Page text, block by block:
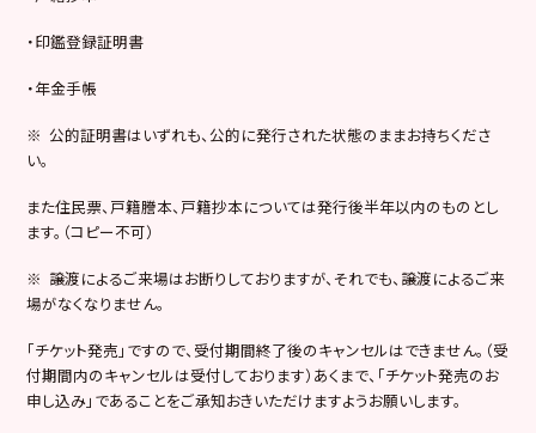
・印鑑登録証明書
・年金手帳
※ 公的証明書はいずれも、公的に発行された状態のままお持ちくださ
い。
また住民票、戸籍謄本、戸籍抄本については発行後半年以内のものとし
ます。（コピー不可）
※ 譲渡によるご来場はお断りしておりますが、それでも、譲渡によるご来
場がなくなりません。
「チケット発売」ですので、受付期間終了後のキャンセルはできません。（受
付期間内のキャンセルは受付しております）あくまで、「チケット発売のお
申し込み」であることをご承知おきいただけますようお願いします。